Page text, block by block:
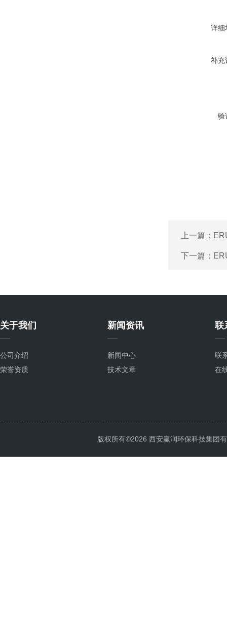
详细
补充
验
上一篇：
下一篇：
关于我们
公司介绍
荣誉资质
新闻资讯
新闻中心
技术文章
联
联
在
版权所有©2026 西安赢润环保科技集团